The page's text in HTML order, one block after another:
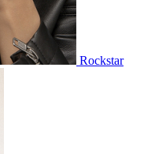
Rockstar